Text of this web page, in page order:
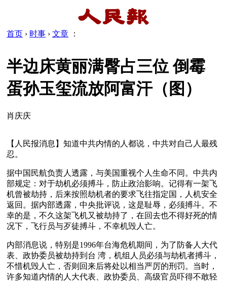
首页 › 时事 › 文章 ：
半边床黄丽满臀占三位 倒霉
蛋孙玉玺流放阿富汗（图）
肖庆庆
【人民报消息】知道中共内情的人都说，中共对自己人最残
忍。
据中国民航负责人透露，与美国重视个人生命不同。中共内
部规定：对于劫机必须搏斗，防止政治影响。记得有一架飞
机曾被劫持，后来按照劫机者的要求飞往指定国，人机安全
返回。据内部透露，中央批评说，这是耻辱，必须搏斗。不
幸的是，不久这架飞机又被劫持了，在回去也不得好死的情
况下，飞行员与歹徒搏斗，不幸机毁人亡。
内部消息说，特别是1996年台海危机期间，为了防备人大代
表、政协委员被劫持到台 湾，机组人员必须与劫机者搏斗，
不惜机毁人亡，否则回来后将处以相当严厉的刑罚。当时，
许多知道内情的人大代表、政协委员、高级官员吓得不敢轻